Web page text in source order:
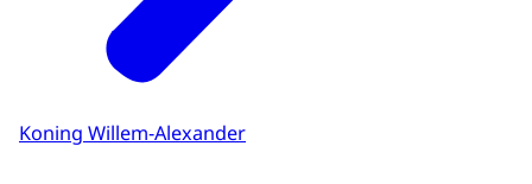
Koning Willem-Alexander